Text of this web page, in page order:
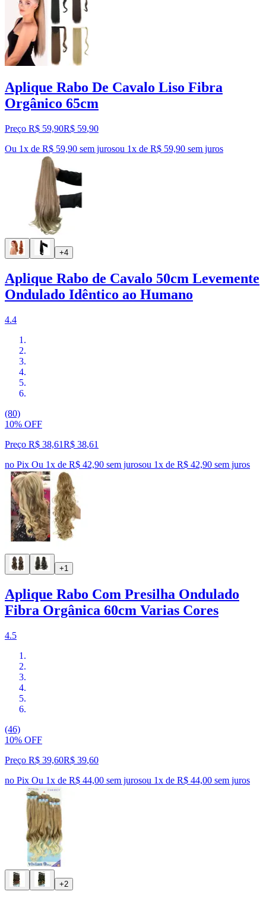
Aplique Rabo De Cavalo Liso Fibra
Orgânico 65cm
Preço R$ 59,90R$ 59,90
Ou 1x de R$ 59,90 sem jurosou 1x de R$ 59,90 sem juros
+4
Aplique Rabo de Cavalo 50cm Levemente
Ondulado Idêntico ao Humano
4.4
(80)
10% OFF
Preço R$ 38,61R$ 38,61
no Pix Ou 1x de R$ 42,90 sem jurosou 1x de R$ 42,90 sem juros
+1
Aplique Rabo Com Presilha Ondulado
Fibra Orgânica 60cm Varias Cores
4.5
(46)
10% OFF
Preço R$ 39,60R$ 39,60
no Pix Ou 1x de R$ 44,00 sem jurosou 1x de R$ 44,00 sem juros
+2